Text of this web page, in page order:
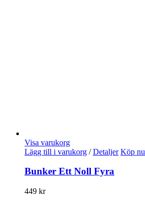
Visa varukorg
Lägg till i varukorg / Detaljer Köp nu
Bunker Ett Noll Fyra
449 kr